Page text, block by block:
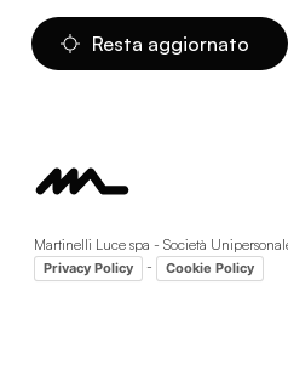
Resta aggiornato
Martinelli Luce spa - Società
Privacy Policy - Cookie Policy